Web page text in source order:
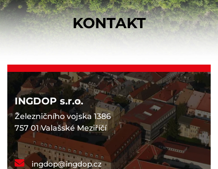
KONTAKT
INGDOP s.r.o.
Železničního vojska 1386
757 01 Valašské Meziříčí
ingdop@ingdop.cz